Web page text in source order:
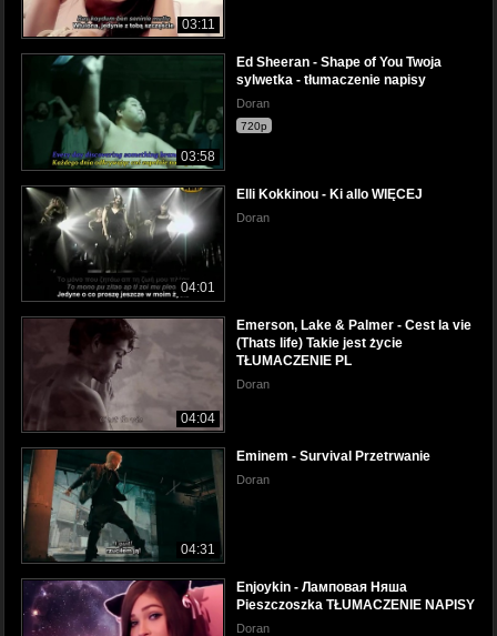
03:11
03:58
Ed Sheeran - Shape of You Twoja
sylwetka - tłumaczenie napisy
Doran
720p
04:01
Elli Kokkinou - Ki allo WIĘCEJ
Doran
04:04
Emerson, Lake & Palmer - Cest la vie
(Thats life) Takie jest życie
TŁUMACZENIE PL
Doran
04:31
Eminem - Survival Przetrwanie
Doran
Enjoykin - Ламповая Няша
Pieszczoszka TŁUMACZENIE NAPISY
Doran